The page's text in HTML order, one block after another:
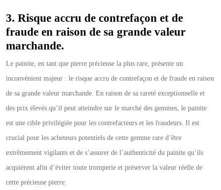
3. Risque accru de contrefaçon et de
fraude en raison de sa grande valeur
marchande.
Le painite, en tant que pierre précieuse la plus rare, présente un
inconvénient majeur : le risque accru de contrefaçon et de fraude en raison
de sa grande valeur marchande. En raison de sa rareté exceptionnelle et
des prix élevés qu’il peut atteindre sur le marché des gemmes, le painite
est une cible privilégiée pour les contrefacteurs et les fraudeurs. Il est
crucial pour les acheteurs potentiels de cette gemme rare d’être
extrêmement vigilants et de s’assurer de l’authenticité du painite qu’ils
acquièrent afin d’éviter toute tromperie et préserver la valeur réelle de
cette précieuse pierre.